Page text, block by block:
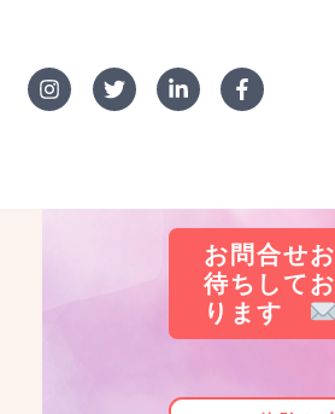
お問合せお
待ちしてお
ります